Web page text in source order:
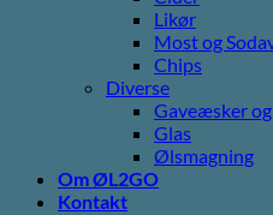
Likør
Most og
Chips
Diverse
Gaveæsker
Glas
Ølsmagning
Om ØL2GO
Kontakt